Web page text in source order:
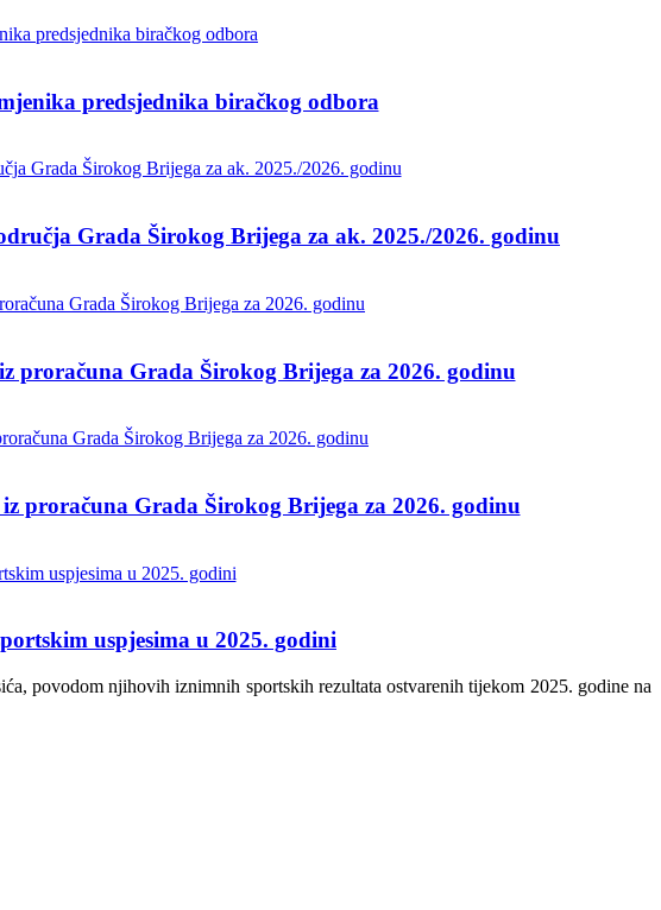
predsjednika biračkog odbora
Grada Širokog Brijega za ak. 2025./2026. godinu
proračuna Grada Širokog Brijega za 2026. godinu
proračuna Grada Širokog Brijega za 2026. godinu
uspjesima u 2025. godini
povodom njihovih iznimnih sportskih rezultata ostvarenih tijekom 2025. godine na